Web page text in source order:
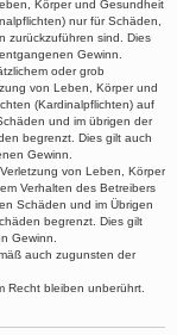
Körper und Gesundheit
nur für Schäden,
zurückzuführen sind. Dies
Gewinn.
oder grob
von Leben, Körper und
(Kardinalpflichten) auf
und im übrigen der
begrenzt. Dies gilt auch
Gewinn.
von Leben, Körper
Verhalten des Betreibers
Schäden und im Übrigen
begrenzt. Dies gilt
Gewinn.
auch zugunsten der
Recht bleiben unberührt.